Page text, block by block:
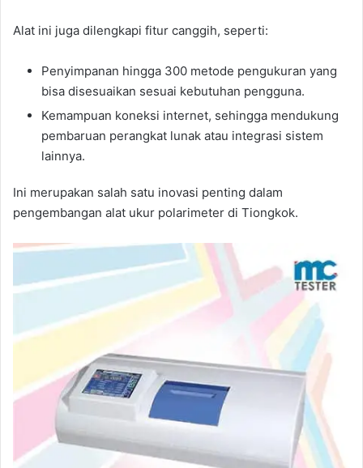
Alat ini juga dilengkapi fitur canggih, seperti:
Penyimpanan hingga 300 metode pengukuran yang
bisa disesuaikan sesuai kebutuhan pengguna.
Kemampuan koneksi internet, sehingga mendukung
pembaruan perangkat lunak atau integrasi sistem
lainnya.
Ini merupakan salah satu inovasi penting dalam
pengembangan alat ukur polarimeter di Tiongkok.